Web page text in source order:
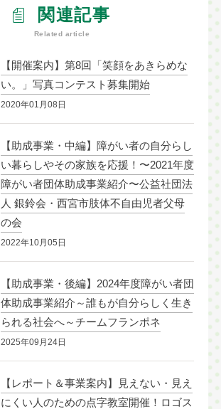
関連記事
Related article
【開催案内】第8回「笑顔をあきらめな
い。」写真コンテスト募集開始
2020年01月08日
【助成事業・中編】障がい者の自分らし
い暮らしやその家族を応援！〜2021年度
障がい者団体助成事業紹介〜公益社団法
人 銀鈴会・西宮市肢体不自由児者父母
の会
2022年10月05日
【助成事業・後編】2024年度障がい者団
体助成事業紹介～誰もが自分らしく生き
られる社会へ～チームフランポネ
2025年09月24日
【レポート＆事業案内】見えない・見え
にくい人のための点字教室開催！ロゴス